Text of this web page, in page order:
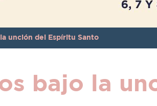
unción del Espíritu Santo
bajo la